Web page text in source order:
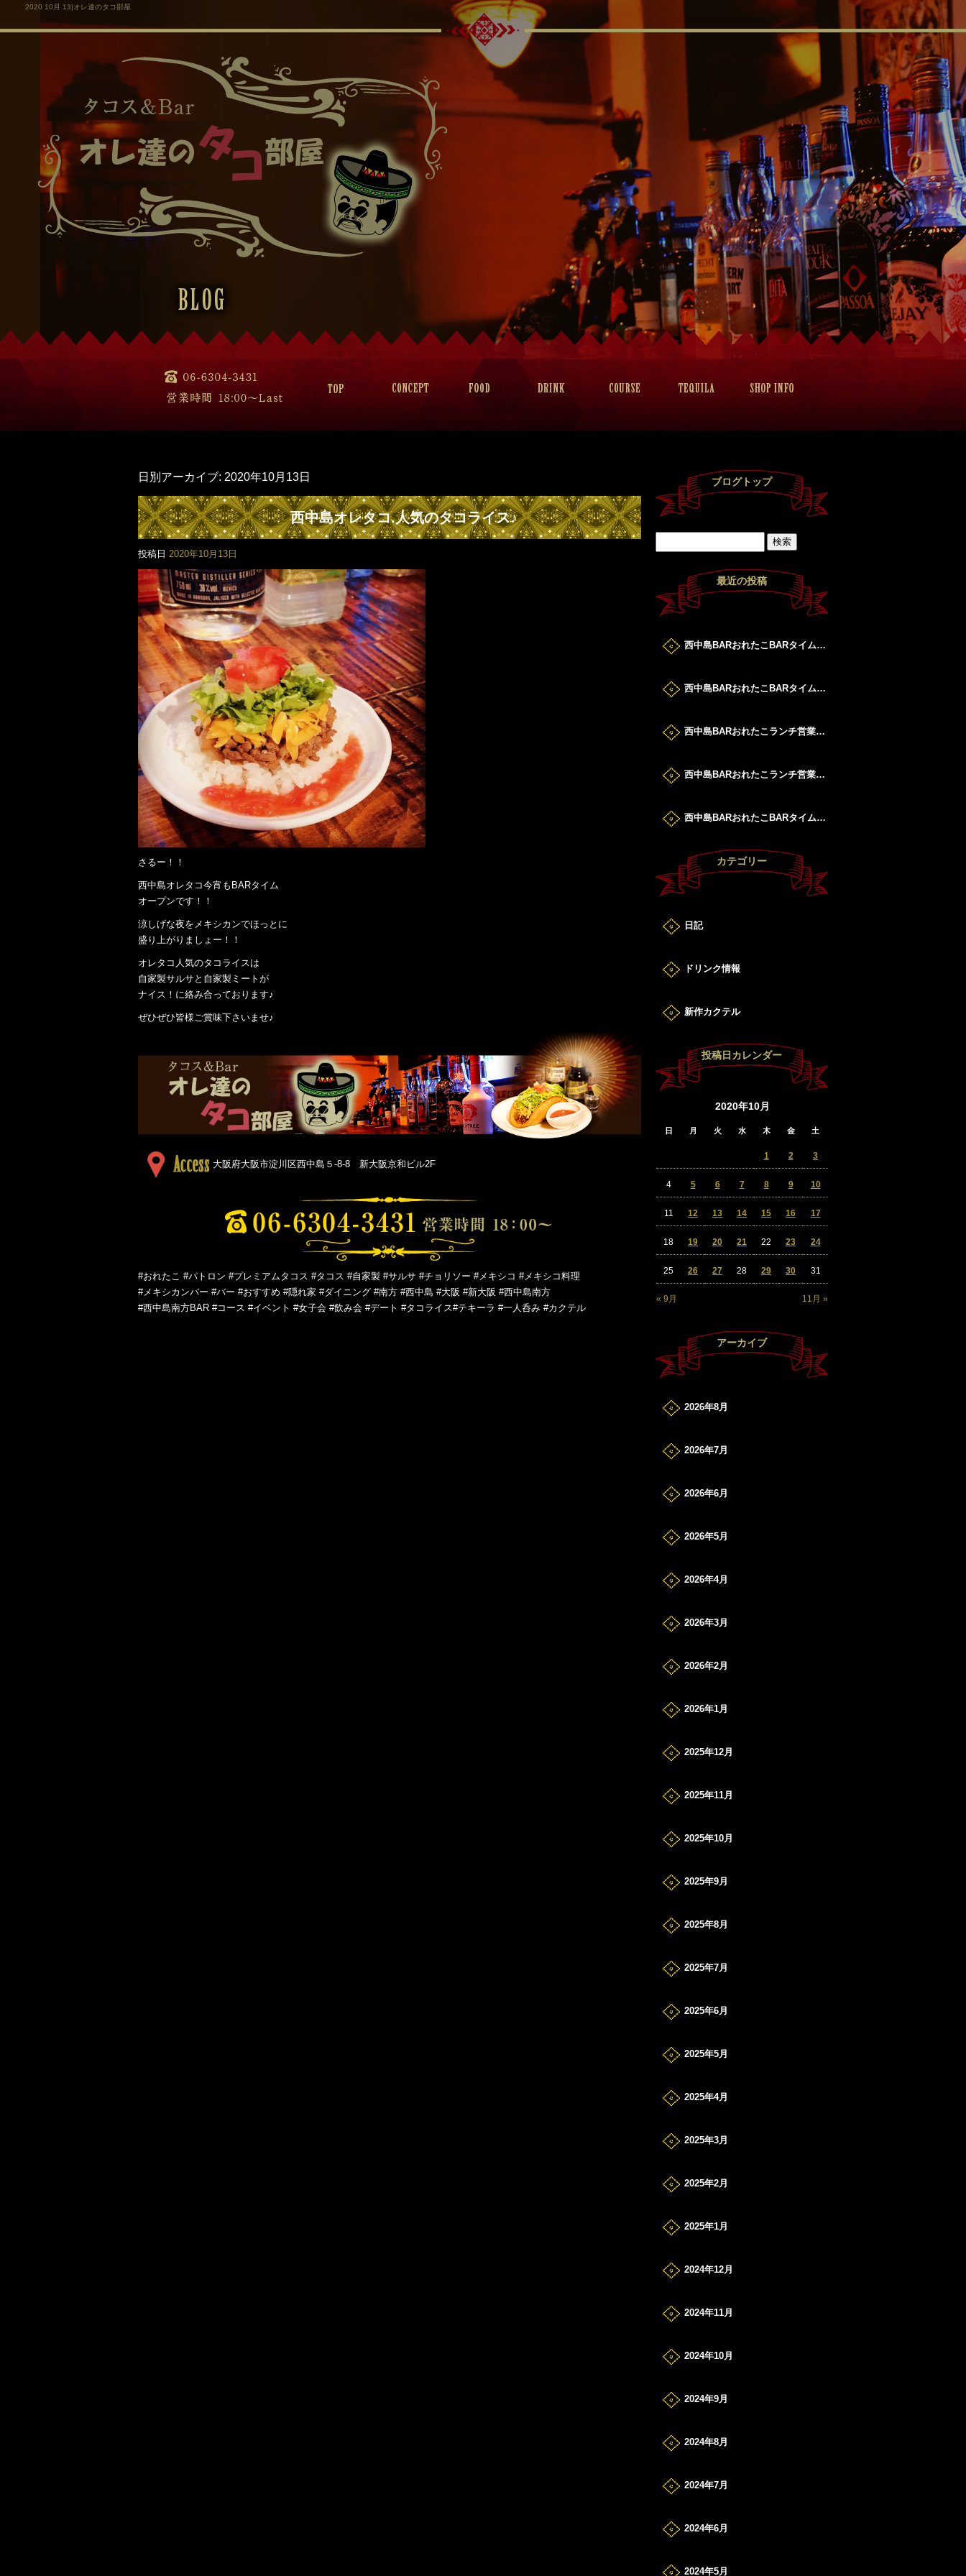
2020 10月 13|オレ達のタコ部屋
日別アーカイブ: 2020年10月13日
西中島オレタコ.人気のタコライス♪
投稿日 2020年10月13日
さるー！！
西中島オレタコ今宵もBARタイム
オープンです！！
涼しげな夜をメキシカンでほっとに
盛り上がりましょー！！
オレタコ人気のタコライスは
自家製サルサと自家製ミートが
ナイス！に絡み合っております♪
ぜひぜひ皆様ご賞味下さいませ♪
大阪府大阪市淀川区西中島５-8-8 新大阪京和ビル2F
#おれたこ #パトロン #プレミアムタコス #タコス #自家製 #サルサ #チョリソー #メキシコ #メキシコ料理
#メキシカンバー #バー #おすすめ #隠れ家 #ダイニング #南方 #西中島 #大阪 #新大阪 #西中島南方
#西中島南方BAR #コース #イベント #女子会 #飲み会 #デート #タコライス#テキーラ #一人呑み #カクテル
ブログトップ
最近の投稿
西中島BARおれたこBARタイムすたーと！
西中島BARおれたこBARタイムすたーと！
西中島BARおれたこランチ営業DAY！
西中島BARおれたこランチ営業DAY！
西中島BARおれたこBARタイムすたーと！
カテゴリー
日記
ドリンク情報
新作カクテル
投稿日カレンダー
2020年10月
日 月 火 水 木 金 土
« 9月 11月 »
1 2 3
4 5 6 7 8 9 10
11 12 13 14 15 16 17
18 19 20 21 22 23 24
25 26 27 28 29 30 31
アーカイブ
2026年8月
2026年7月
2026年6月
2026年5月
2026年4月
2026年3月
2026年2月
2026年1月
2025年12月
2025年11月
2025年10月
2025年9月
2025年8月
2025年7月
2025年6月
2025年5月
2025年4月
2025年3月
2025年2月
2025年1月
2024年12月
2024年11月
2024年10月
2024年9月
2024年8月
2024年7月
2024年6月
2024年5月